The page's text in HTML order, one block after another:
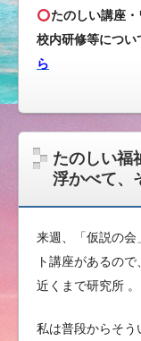
たのしい講座
校内研修等につい
ら
たのしい福
浮かべて、
来週、「仮説の会
ト講座があるの
近くまで研究所 。
私は普段からそう